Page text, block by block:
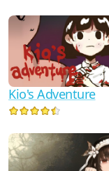
Kio's Adventure